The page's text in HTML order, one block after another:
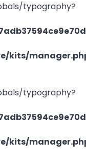
typography?
kits/
typography?
kits/